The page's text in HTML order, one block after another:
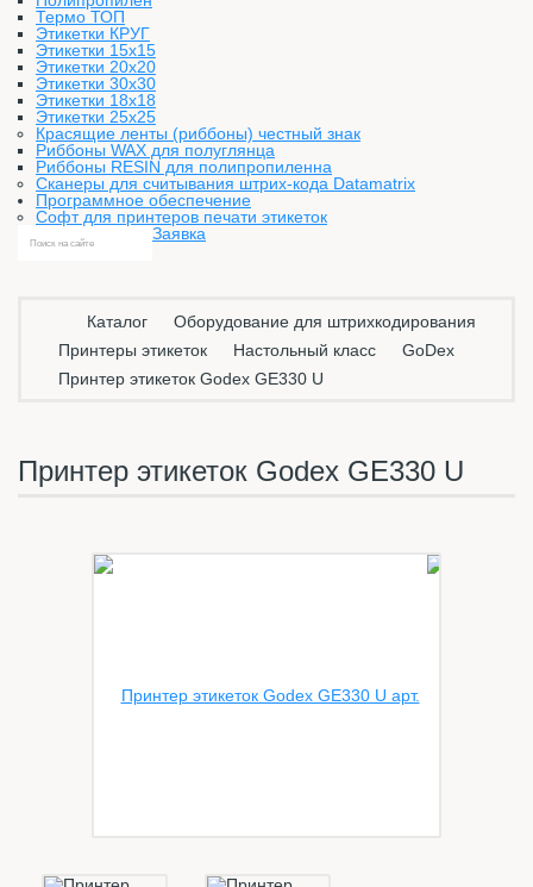
Термо ТОП
Этикетки КРУГ
Этикетки 15х15
Этикетки 20х20
Этикетки 30х30
Этикетки 18х18
Этикетки 25х25
Красящие ленты (риббоны) честный знак
Риббоны WAX для полуглянца
Риббоны RESIN для полипропиленна
Сканеры для считывания штрих-кода Datamatrix
Программное обеспечение
Софт для принтеров печати этикеток
Заявка
Каталог
Оборудование для штрихкодирования
Принтеры этикеток
Настольный класс
GoDex
Принтер этикеток Godex GE330 U
Принтер этикеток Godex GE330 U